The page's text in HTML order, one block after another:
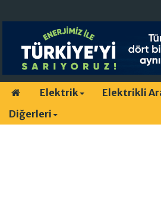
Elektrik
Elektrikli
Diğerleri